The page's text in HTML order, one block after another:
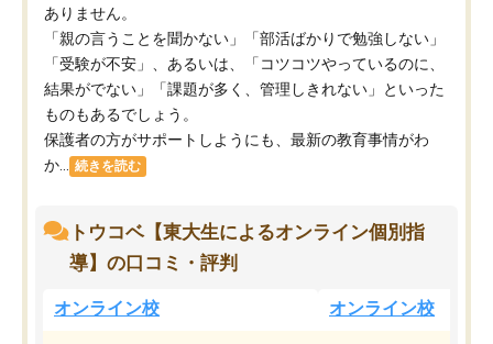
ありません。
「親の言うことを聞かない」「部活ばかりで勉強しない」
「受験が不安」、あるいは、「コツコツやっているのに、
結果がでない」「課題が多く、管理しきれない」といった
ものもあるでしょう。
保護者の方がサポートしようにも、最新の教育事情がわ
か...
続きを読む
トウコベ【東大生によるオンライン個別指
導】の口コミ・評判
オンライン校 オンライン校